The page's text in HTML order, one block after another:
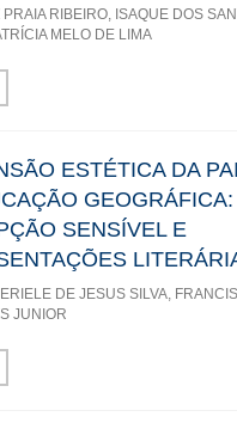
PRAIA RIBEIRO, ISAQUE DOS
MELO DE LIMA
ESTÉTICA DA
GEOGRÁFICA:
SENSÍVEL E
DE JESUS SILVA,
JUNIOR